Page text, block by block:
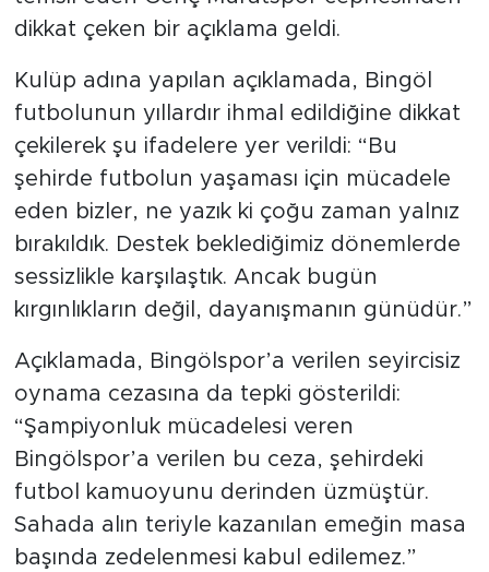
dikkat çeken bir açıklama geldi.
Kulüp adına yapılan açıklamada, Bingöl
futbolunun yıllardır ihmal edildiğine dikkat
çekilerek şu ifadelere yer verildi: “Bu
şehirde futbolun yaşaması için mücadele
eden bizler, ne yazık ki çoğu zaman yalnız
bırakıldık. Destek beklediğimiz dönemlerde
sessizlikle karşılaştık. Ancak bugün
kırgınlıkların değil, dayanışmanın günüdür.”
Açıklamada, Bingölspor’a verilen seyircisiz
oynama cezasına da tepki gösterildi:
“Şampiyonluk mücadelesi veren
Bingölspor’a verilen bu ceza, şehirdeki
futbol kamuoyunu derinden üzmüştür.
Sahada alın teriyle kazanılan emeğin masa
başında zedelenmesi kabul edilemez.”
Tavz Der
Bingöl Kaza Haberleri